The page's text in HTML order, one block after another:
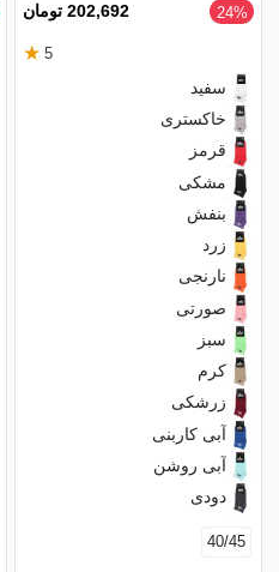
‎24% 202,692 تومان
5
★
سفید
خاکستری
قرمز
مشکی
بنفش
زرد
نارنجی
صورتی
سبز
کرم
زرشکی
آبی کاربنی
آبی روشن
دودی
40/45